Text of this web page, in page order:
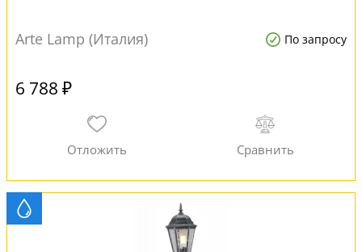
Arte Lamp (Италия) По запросу
6 788 ₽